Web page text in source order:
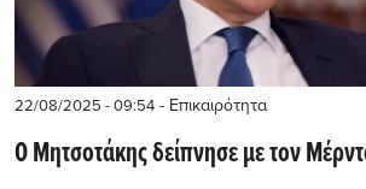
22/08/2025 - 09:54 - Επικαιρότητα
O Μητσοτάκης δείπνησε με τον